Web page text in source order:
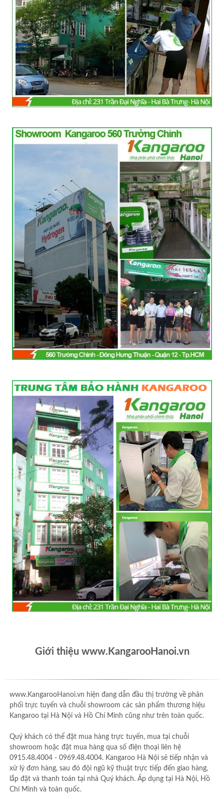
Giới thiệu www.KangarooHanoi.vn
www.KangarooHanoi.vn hiện đang dẫn đầu thị trường về phân
phối trực tuyến và chuỗi showroom các sản phẩm thương hiệu
Kangaroo tại Hà Nội và Hồ Chí Minh cũng như trên toàn quốc.
Quý khách có thể đặt mua hàng trực tuyến, mua tại chuỗi
showroom hoặc đặt mua hàng qua số điện thoại liên hệ
0915.48.4004 - 0969.48.4004. Kangaroo Hà Nội sẽ tiếp nhận và
xử lý đơn hàng, sau đó đội ngũ kỹ thuật trực tiếp đến giao hàng,
lắp đặt và thanh toán tại nhà Quý khách. Áp dụng tại Hà Nội, Hồ
Chí Minh và toàn quốc.